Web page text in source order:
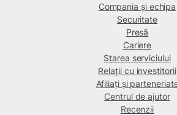
Compania și echipa
Securitate
Presă
Cariere
Starea serviciului
Relații cu investitorii
Afiliați și
Centrul de ajutor
Recenzii